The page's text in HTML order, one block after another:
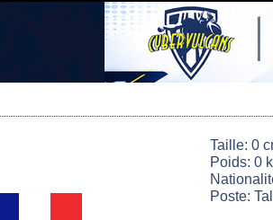
Taille: 0
Poids: 0
Poste: